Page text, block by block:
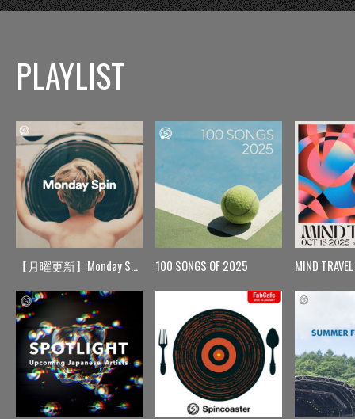
PLAYLIST
【月曜更新】Monday Spin 100 SONGS OF 2025 MIND TRAVEL